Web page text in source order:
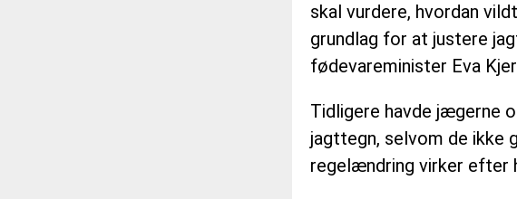
skal vurdere, hvordan
grundlag for at justere
fødevareminister Eva
Tidligere havde jægerne
jagttegn, selvom de ikke
regelændring virker efter